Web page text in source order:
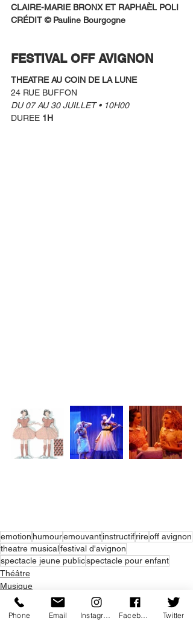
CLAIRE-MARIE BRONX ET RAPHAÈL POLI
CRÉDIT © Pauline Bourgogne
FESTIVAL OFF AVIGNON
THEATRE AU COIN DE LA LUNE
24 RUE BUFFON
DU 07 AU 30 JUILLET • 10H00
DUREE 1H
emotion humouremouvantinstructifrireoff avignon
theatre musicalfestival d'avignon
spectacle jeune publicspectacle pour enfant
Théâtre
Musique
Instructif
Phone Email Twitter